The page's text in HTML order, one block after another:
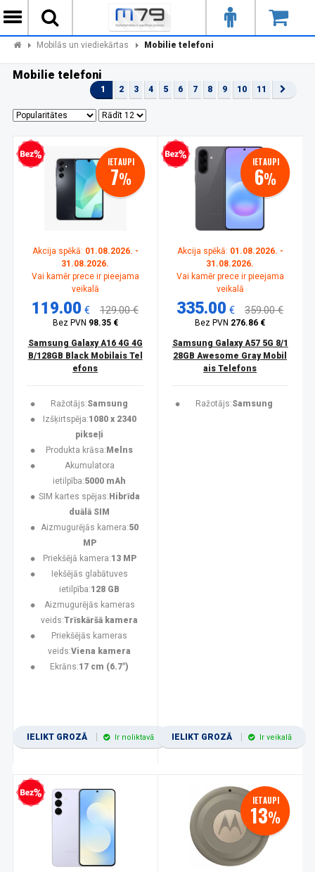
Mobilās un viediekārtas Mobilie telefoni
Mobilie telefoni
1 2 3 4 5 6 7 8 9 10 11
kredīts IETAUPI
7%
Akcija spēkā: 01.08.2026. -
31.08.2026.
Vai kamēr prece ir pieejama
veikalā
119.00 € 129.00 €
Bez PVN 98.35 €
Samsung Galaxy A16 4G 4G
B/128GB Black Mobilais Tel
efons
Ražotājs:Samsung
Izšķirtspēja:1080 x 2340
pikseļi
Produkta krāsa: Melns
Akumulatora
ietilpība:5000 mAh
SIM kartes spējas: Hibrīda
duālā SIM
Aizmugurējās kamera:50
MP
Priekšējā kamera:13 MP
Iekšējās glabātuves
ietilpība:128 GB
Aizmugurējās kameras
veids:Trīskāršā kamera
Priekšējās kameras
veids:Viena kamera
Ekrāns:17 cm (6.7")
IELIKT GROZĀ Ir noliktavā
Bezprocentu kredīts IETAUPI
6%
Akcija spēkā: 01.08.2026. -
31.08.2026.
Vai kamēr prece ir pieejama
veikalā
335.00 € 359.00 €
Bez PVN 276.86 €
Samsung Galaxy A57 5G 8/1
28GB Awesome Gray Mobil
ais Telefons
Ražotājs:Samsung
IELIKT GROZĀ Ir veikalā
kredīts IETAUPI
13%